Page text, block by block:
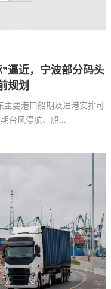
”逼近，宁波部分码头
规划
主要港口船期及进港安排可
台风停航、船…